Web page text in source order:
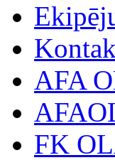
AFA
FK